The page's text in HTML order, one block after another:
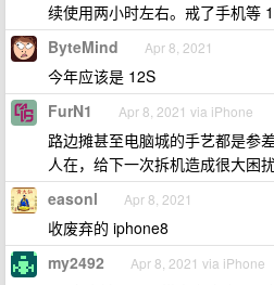
续使用两小时左右。戒了手机等
ByteMind Apr 8, 2021
今年应该是 12S
FurN1 Apr 8, 2021 via iPhone
路边摊甚至电脑城的手艺都是参
人在，给下一次拆机造成很大困
easonl Apr 8, 2021
收废弃的 iphone8
my2492 Apr 8, 2021 via iPhone